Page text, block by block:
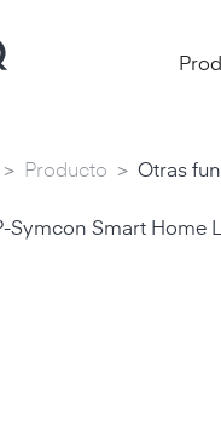
> Producto > Otras